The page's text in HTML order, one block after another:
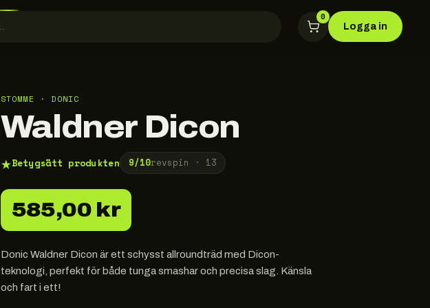
0
Logga in
STOMME · DONIC
Waldner Dicon
★Betygsätt produkten 9/10revspin · 13
585,00 kr
Donic Waldner Dicon är ett schysst allroundträd med Dicon-
teknologi, perfekt för både tunga smashar och precisa slag. Känsla
och fart i ett!